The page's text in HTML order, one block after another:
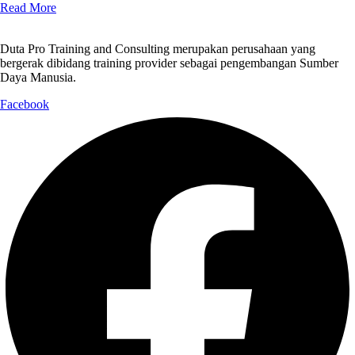
Read More
Duta Pro Training and Consulting merupakan perusahaan yang
bergerak dibidang training provider sebagai pengembangan Sumber
Daya Manusia.
Facebook